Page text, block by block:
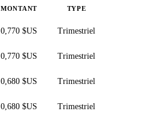
MONTANT TYPE
0,770 $US Trimestriel
0,770 $US Trimestriel
0,680 $US Trimestriel
0,680 $US Trimestriel